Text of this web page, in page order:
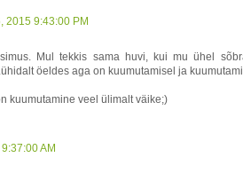
2015 9:43:00 PM
Mul tekkis sama huvi, kui mu ühel
öeldes aga on kuumutamisel ja
kuumutamine veel ülimalt väike;)
AM